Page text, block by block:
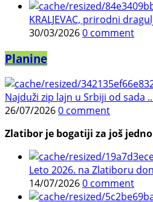
KRALJEVAC, prirodni
30/03/20260 comment
Planine
Najduži zip lajn u Srbiji od sada
26/07/20260 comment
Zlatibor je bogatiji za još
Leto 2026. na Zlatiboru
14/07/20260 comment